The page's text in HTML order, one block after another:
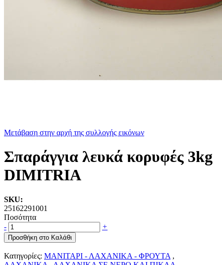
Μετάβαση στην αρχή της συλλογής εικόνων
Σπαράγγια λευκά κορυφές 3kg
DIMITRIA
SKU:
25162291001
Ποσότητα
-
+
Προσθήκη στο Καλάθι
Κατηγορίες: ΜΑΝΙΤΑΡΙ - ΛΑΧΑΝΙΚΑ - ΦΡΟΥΤΑ ,